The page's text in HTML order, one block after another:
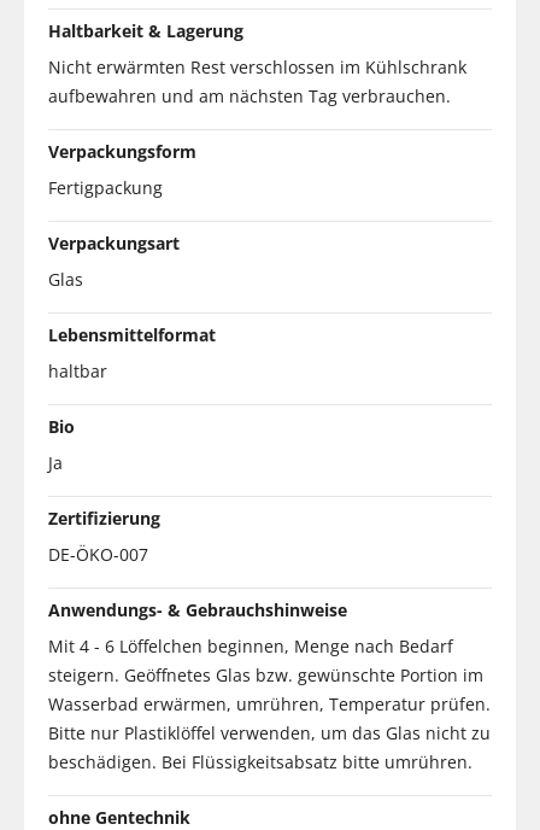
Haltbarkeit & Lagerung
Nicht erwärmten Rest verschlossen im Kühlschrank
aufbewahren und am nächsten Tag verbrauchen.
Verpackungsform
Fertigpackung
Verpackungsart
Glas
Lebensmittelformat
haltbar
Bio
Ja
Zertifizierung
DE-ÖKO-007
Anwendungs- & Gebrauchshinweise
Mit 4 - 6 Löffelchen beginnen, Menge nach Bedarf
steigern. Geöffnetes Glas bzw. gewünschte Portion im
Wasserbad erwärmen, umrühren, Temperatur prüfen.
Bitte nur Plastiklöffel verwenden, um das Glas nicht zu
beschädigen. Bei Flüssigkeitsabsatz bitte umrühren.
ohne Gentechnik